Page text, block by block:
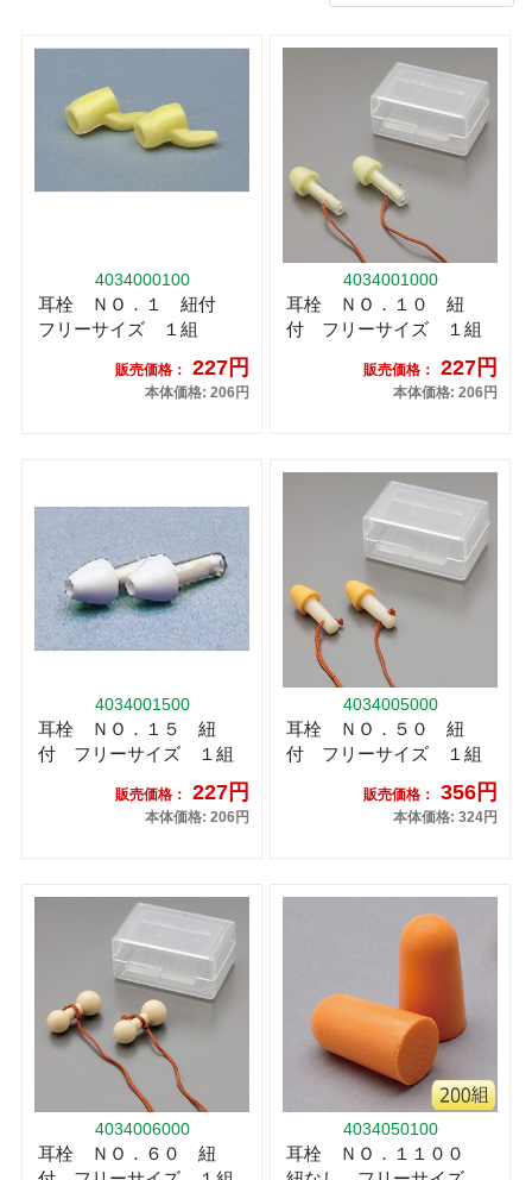
4034000100
耳栓 ＮＯ．１ 紐付
フリーサイズ １組
販売価格： 227円
本体価格: 206円
4034001000
耳栓 ＮＯ．１０ 紐
付 フリーサイズ １組
販売価格： 227円
本体価格: 206円
4034001500
耳栓 ＮＯ．１５ 紐
付 フリーサイズ １組
販売価格： 227円
本体価格: 206円
4034005000
耳栓 ＮＯ．５０ 紐
付 フリーサイズ １組
販売価格： 356円
本体価格: 324円
4034006000
耳栓 ＮＯ．６０ 紐
4034050100
耳栓 ＮＯ．１１００